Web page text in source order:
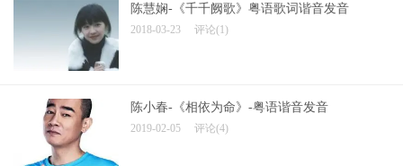
陈慧娴-《千千阙歌》粤语歌词谐音发音
2018-03-23 评论(1)
陈小春-《相依为命》-粤语谐音发音
2019-02-05 评论(4)